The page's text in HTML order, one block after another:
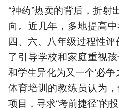
“神药”热卖的背后，折射
向。近几年，多地提高
四、六、八年级过程性
了引导学校和家庭重视
和学生异化为又一个‘必
体育培训的教练员认为
项目，寻求“考前捷径”的